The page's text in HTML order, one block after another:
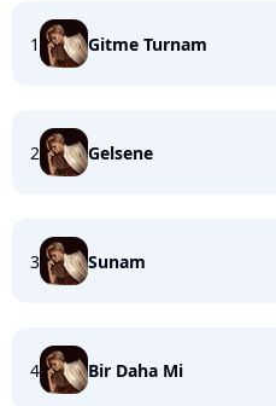
1 Gitme Turnam
2 Gelsene
3 Sunam
4 Bir Daha Mi